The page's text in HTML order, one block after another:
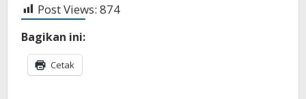
Post Views: 874
Bagikan ini:
Cetak